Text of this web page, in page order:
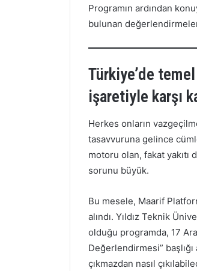
Programın ardından
bulunan
Türkiye’de
işaretiyle karşı
Herkes onların
tasavvuruna gelince
motoru olan, fakat
sorunu büyük.
Bu mesele, Maarif
alındı. Yıldız Teknik
olduğu programda, 17
Değerlendirmesi”
çıkmazdan nasıl